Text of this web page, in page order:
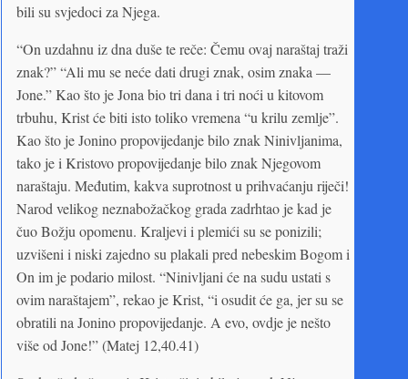
bili su svjedoci za Njega.
“On uzdahnu iz dna duše te reče: Čemu ovaj naraštaj traži
znak?” “Ali mu se neće dati drugi znak, osim znaka —
Jone.” Kao što je Jona bio tri dana i tri noći u kitovom
trbuhu, Krist će biti isto toliko vremena “u krilu zemlje”.
Kao što je Jonino propovijedanje bilo znak Ninivljanima,
tako je i Kristovo propovijedanje bilo znak Njegovom
naraštaju. Međutim, kakva suprotnost u prihvaćanju riječi!
Narod velikog neznabožačkog grada zadrhtao je kad je
čuo Božju opomenu. Kraljevi i plemići su se ponizili;
uzvišeni i niski zajedno su plakali pred nebeskim Bogom i
On im je podario milost. “Ninivljani će na sudu ustati s
ovim naraštajem”, rekao je Krist, “i osudit će ga, jer su se
obratili na Jonino propovijedanje. A evo, ovdje je nešto
više od Jone!” (Matej 12,40.41)